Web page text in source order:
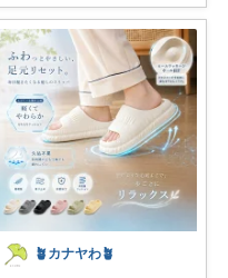
🪴カナヤわ🪴